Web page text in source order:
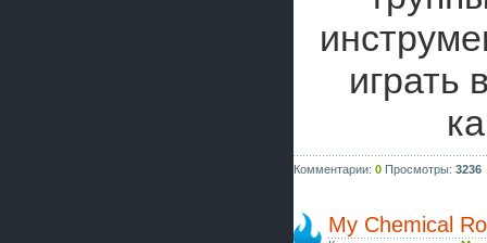
играть
Комментарии: 0 Просмотры: 3236
My Chemical